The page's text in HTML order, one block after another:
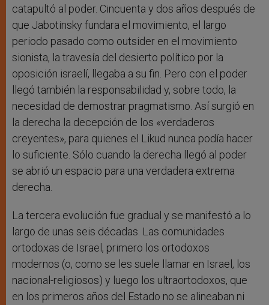
catapultó al poder. Cincuenta y dos años después de
que Jabotinsky fundara el movimiento, el largo
periodo pasado como outsider en el movimiento
sionista, la travesía del desierto político por la
oposición israelí, llegaba a su fin. Pero con el poder
llegó también la responsabilidad y, sobre todo, la
necesidad de demostrar pragmatismo. Así surgió en
la derecha la decepción de los «verdaderos
creyentes», para quienes el Likud nunca podía hacer
lo suficiente. Sólo cuando la derecha llegó al poder
se abrió un espacio para una verdadera extrema
derecha.
La tercera evolución fue gradual y se manifestó a lo
largo de unas seis décadas. Las comunidades
ortodoxas de Israel, primero los ortodoxos
modernos (o, como se les suele llamar en Israel, los
nacional-religiosos) y luego los ultraortodoxos, que
en los primeros años del Estado no se alineaban ni